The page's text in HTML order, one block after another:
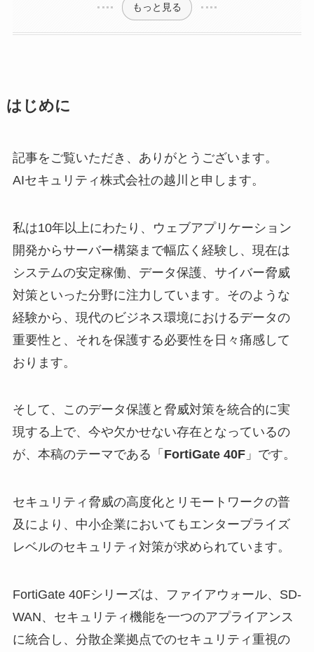
もっと見る
はじめに
記事をご覧いただき、ありがとうございます。
AIセキュリティ株式会社の越川と申します。
私は10年以上にわたり、ウェブアプリケーション
開発からサーバー構築まで幅広く経験し、現在は
システムの安定稼働、データ保護、サイバー脅威
対策といった分野に注力しています。そのような
経験から、現代のビジネス環境におけるデータの
重要性と、それを保護する必要性を日々痛感して
おります。
そして、このデータ保護と脅威対策を統合的に実
現する上で、今や欠かせない存在となっているの
が、本稿のテーマである「 FortiGate 40F」です。
セキュリティ脅威の高度化とリモートワークの普
及により、中小企業においてもエンタープライズ
レベルのセキュリティ対策が求められています。
FortiGate 40Fシリーズは、ファイアウォール、SD-
WAN、セキュリティ機能を一つのアプライアンス
に統合し、分散企業拠点でのセキュリティ重視の